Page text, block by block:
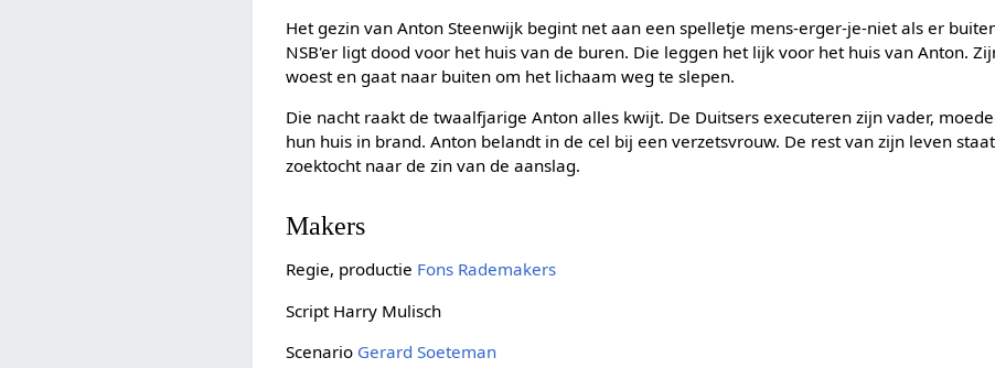
Het gezin van Anton Steenwijk begint net aan een spelletje mens-erger-je-niet als er
NSB'er ligt dood voor het huis van de buren. Die leggen het lijk voor het huis van Anton.
woest en gaat naar buiten om het lichaam weg te slepen.
Die nacht raakt de twaalfjarige Anton alles kwijt. De Duitsers executeren zijn vader,
hun huis in brand. Anton belandt in de cel bij een verzetsvrouw. De rest van zijn leven
zoektocht naar de zin van de aanslag.
Makers
Regie, productie Fons Rademakers
Script Harry Mulisch
Scenario Gerard Soeteman